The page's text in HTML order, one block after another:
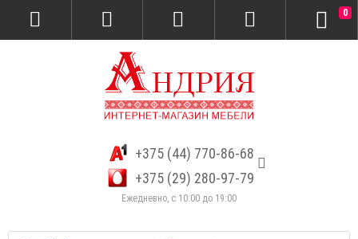
+375 (44) 770-86-68
+375 (29) 280-97-79
Ежедневно, с 10:00 до 19:00
0